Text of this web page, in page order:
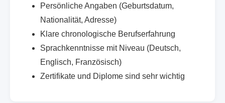
Persönliche Angaben (Geburtsdatum,
Nationalität, Adresse)
Klare chronologische Berufserfahrung
Sprachkenntnisse mit Niveau (Deutsch,
Englisch, Französisch)
Zertifikate und Diplome sind sehr wichtig